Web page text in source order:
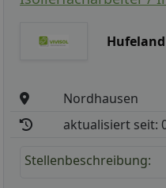
Nordhausen
aktualisiert seit:
Stellenbeschreibung: